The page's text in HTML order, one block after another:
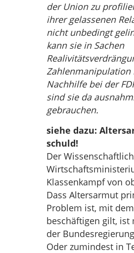
der Union zu
ihrer gelassenen
nicht unbedingt
kann sie in Sachen
Zahlenmanipulation
Nachhilfe bei der
sind sie da
gebrauchen.
siehe dazu:
schuld!
Der
Klassenkampf von
Dass Altersarmut
Problem ist, mit
beschäftigen gilt,
der
Oder zumindest in